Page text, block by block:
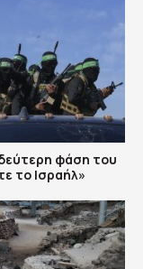
φάση του
το Ισραήλ»